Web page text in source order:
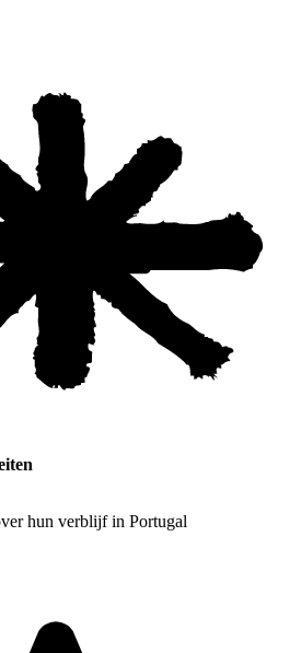
hun verblijf in Portugal